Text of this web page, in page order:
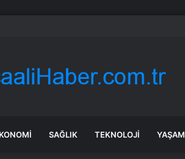
itfaiye eri hayatını kaybetti
SAĞLIK TEKNOLOJI YAŞAM